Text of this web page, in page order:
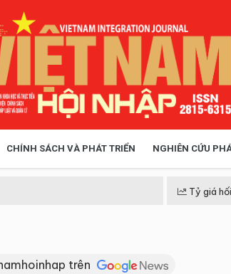
CHÍNH SÁCH VÀ PHÁT TRIỂN NGHIÊN CỨU
Tỷ giá
trên